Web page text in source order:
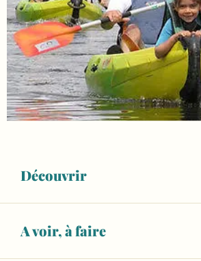
Découvrir
A voir, à faire
Ouverture et coordonnées